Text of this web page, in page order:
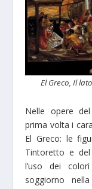
El Greco, Il
Nelle opere
prima volta i
El Greco: le
Tintoretto e
l’uso dei
soggiorno